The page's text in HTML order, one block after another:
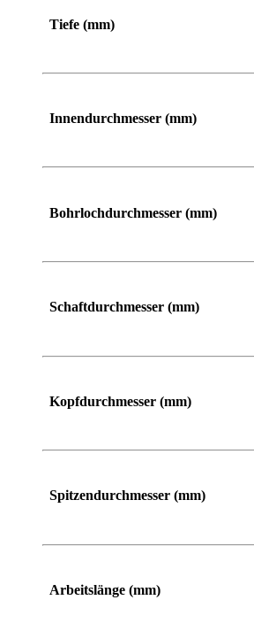
Tiefe (mm)
Innendurchmesser (mm)
Bohrlochdurchmesser (mm)
Schaftdurchmesser (mm)
Kopfdurchmesser (mm)
Spitzendurchmesser (mm)
Arbeitslänge (mm)